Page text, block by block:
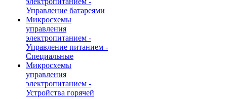
Управление батареями
Микросхемы
управления
электропитанием -
Управление питанием -
Специальные
Микросхемы
управления
электропитанием -
Устройства горячей